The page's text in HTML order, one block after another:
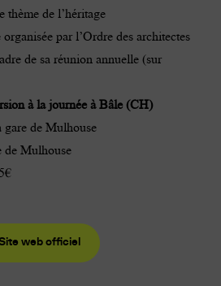
thème de l’héritage
par l’Ordre des architectes
de sa réunion annuelle (sur
à la journée à Bâle (CH)
gare de Mulhouse
de Mulhouse
web officiel